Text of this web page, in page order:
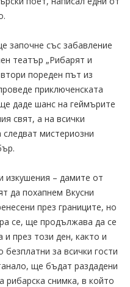
започне със забавление
театър „Рибарят и
пореден път из
приключенската
даде шанс на геймърите
свят, а на всички
мистериозни
изкушения – дамите от
да похапнем Вкусни
през границите, но
се, ще продължава да се
през този ден, както и
за всички гости
ще бъдат раздадени
рибарска снимка, в който